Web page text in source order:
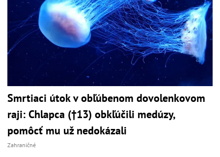
Smrtiaci útok v obľúbenom dovolenkovom
raji: Chlapca (†13) obkľúčili medúzy,
pomôcť mu už nedokázali
Zahraničné